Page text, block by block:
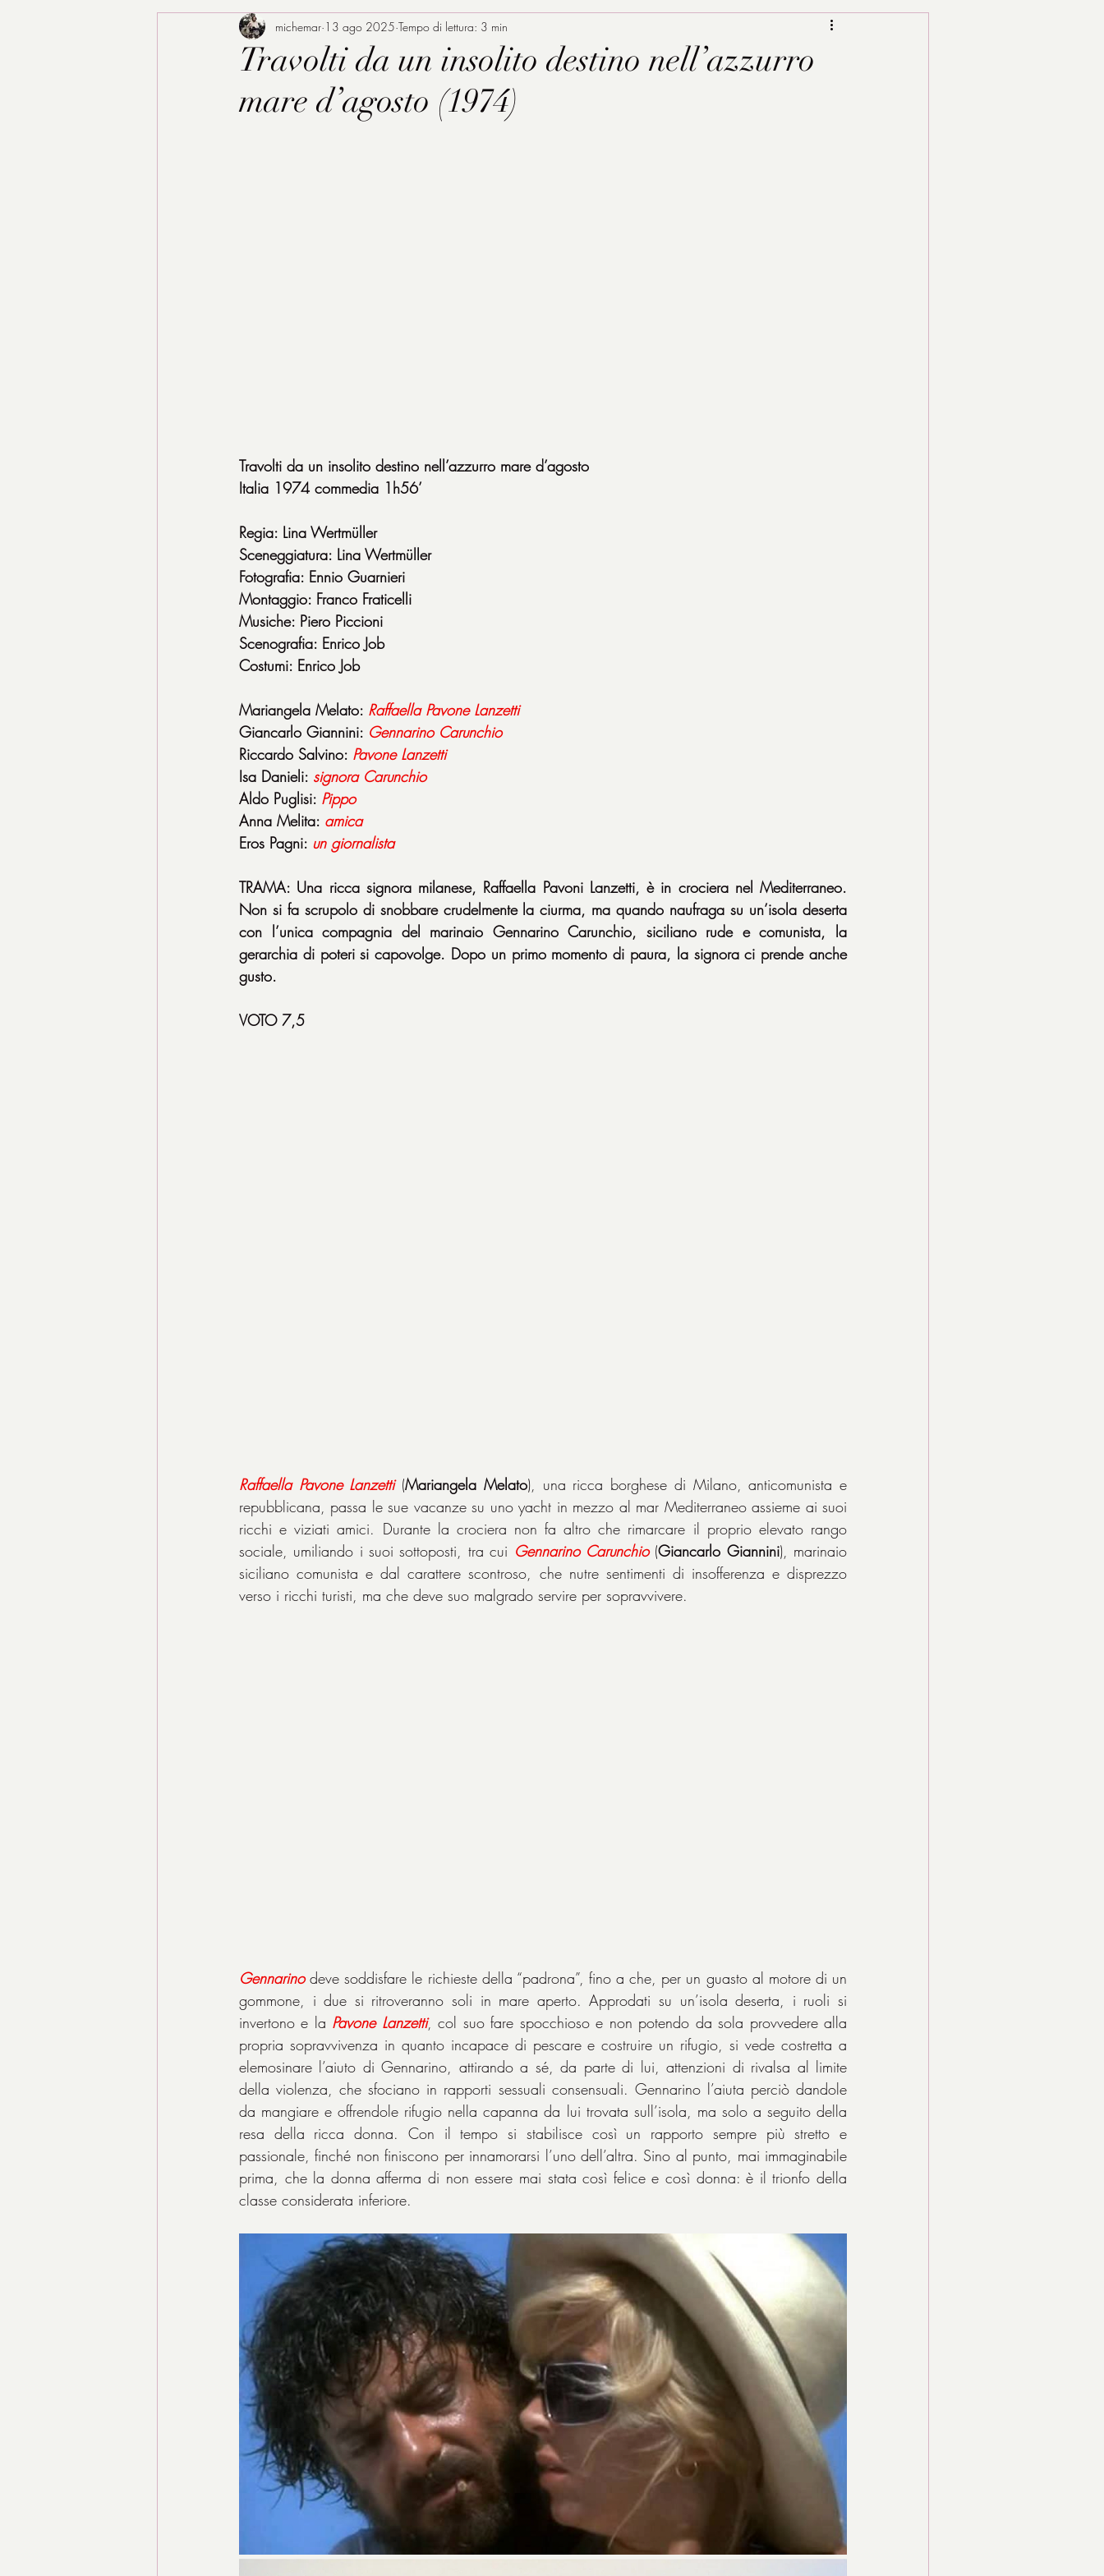
Travolti da un insolito destino nell’azzurro
mare d’agosto (1974)
michemar 13 ago 2025 Tempo di lettura: 3 min
Travolti da un insolito destino nell’azzurro mare d’agosto
Italia 1974 commedia 1h56’
Regia: Lina Wertmüller
Sceneggiatura: Lina Wertmüller
Fotografia: Ennio Guarnieri
Montaggio: Franco Fraticelli
Musiche: Piero Piccioni
Scenografia: Enrico Job
Costumi: Enrico Job
Mariangela Melato: Raffaella Pavone Lanzetti
Giancarlo Giannini: Gennarino Carunchio
Riccardo Salvino: Pavone Lanzetti
Isa Danieli: signora Carunchio
Aldo Puglisi: Pippo
Anna Melita: amica
Eros Pagni: un giornalista
TRAMA: Una ricca signora milanese, Raffaella Pavoni Lanzetti, è in crociera nel Mediterraneo.
Non si fa scrupolo di snobbare crudelmente la ciurma, ma quando naufraga su un’isola deserta
con l’unica compagnia del marinaio Gennarino Carunchio, siciliano rude e comunista, la
gerarchia di poteri si capovolge. Dopo un primo momento di paura, la signora ci prende anche
gusto.
VOTO 7,5
Raffaella Pavone Lanzetti (Mariangela Melato), una ricca borghese di Milano, anticomunista e
repubblicana, passa le sue vacanze su uno yacht in mezzo al mar Mediterraneo assieme ai suoi
ricchi e viziati amici. Durante la crociera non fa altro che rimarcare il proprio elevato rango
sociale, umiliando i suoi sottoposti, tra cui Gennarino Carunchio (Giancarlo Giannini), marinaio
siciliano comunista e dal carattere scontroso, che nutre sentimenti di insofferenza e disprezzo
verso i ricchi turisti, ma che deve suo malgrado servire per sopravvivere.
Gennarino deve soddisfare le richieste della “padrona”, fino a che, per un guasto al motore di un
gommone, i due si ritroveranno soli in mare aperto. Approdati su un’isola deserta, i ruoli si
invertono e la Pavone Lanzetti, col suo fare spocchioso e non potendo da sola provvedere alla
propria sopravvivenza in quanto incapace di pescare e costruire un rifugio, si vede costretta a
elemosinare l’aiuto di Gennarino, attirando a sé, da parte di lui, attenzioni di rivalsa al limite
della violenza, che sfociano in rapporti sessuali consensuali. Gennarino l’aiuta perciò dandole
da mangiare e offrendole rifugio nella capanna da lui trovata sull’isola, ma solo a seguito della
resa della ricca donna. Con il tempo si stabilisce così un rapporto sempre più stretto e
passionale, finché non finiscono per innamorarsi l’uno dell’altra. Sino al punto, mai immaginabile
prima, che la donna afferma di non essere mai stata così felice e così donna: è il trionfo della
classe considerata inferiore.